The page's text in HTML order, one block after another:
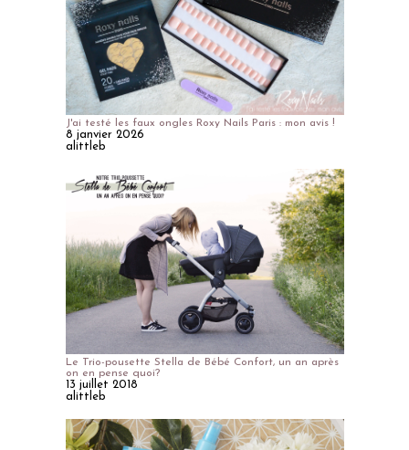
J'ai testé les faux ongles Roxy Nails Paris : mon avis !
8 janvier 2026
alittleb
Le Trio-pousette Stella de Bébé Confort, un an après
on en pense quoi?
13 juillet 2018
alittleb